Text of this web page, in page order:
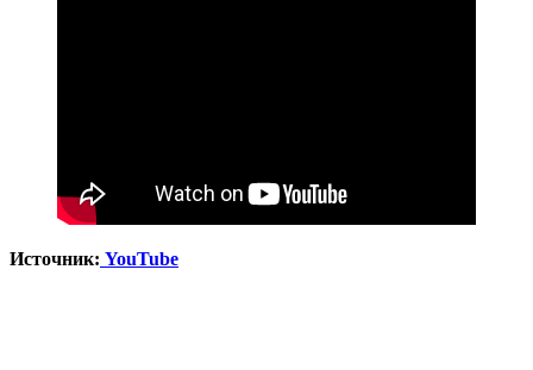
Источник: YouTube